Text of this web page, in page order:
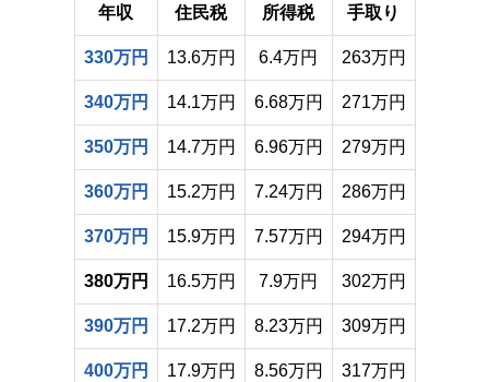
年収 住民税 所得税 手取り
330万円 13.6万円 6.4万円 263万円
340万円 14.1万円 6.68万円 271万円
350万円 14.7万円 6.96万円 279万円
360万円 15.2万円 7.24万円 286万円
370万円 15.9万円 7.57万円 294万円
380万円 16.5万円 7.9万円 302万円
390万円 17.2万円 8.23万円 309万円
400万円 17.9万円 8.56万円 317万円